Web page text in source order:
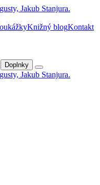
Knižný blogKontakt
Doplnky